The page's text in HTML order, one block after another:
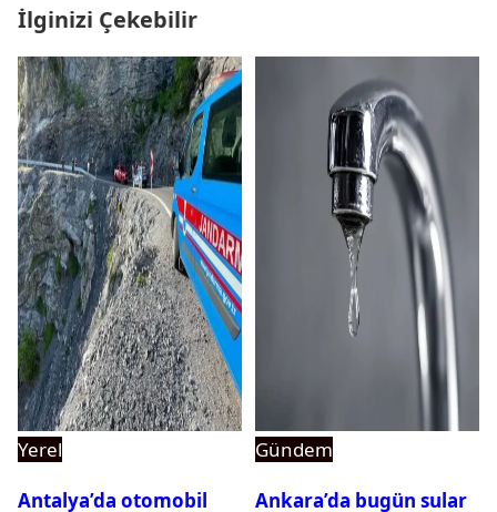
İlginizi Çekebilir
Yerel
Antalya’da otomobil
Gündem
Ankara’da bugün sular